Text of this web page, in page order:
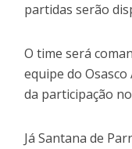
partidas serão
O time será
equipe do
da participação
Já Santana de